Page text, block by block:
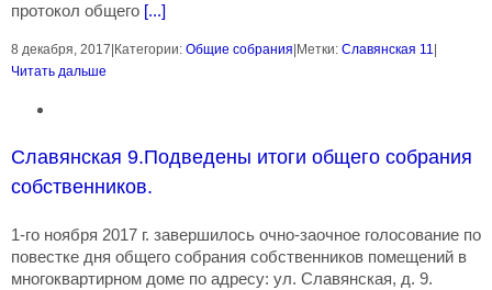
протокол общего [...]
8 декабря, 2017 Категории: Общие собрания Метки: Славянская 11
Читать дальше
Славянская 9.Подведены итоги общего собрания
собственников.
1-го ноября 2017 г. завершилось очно-заочное голосование по
повестке дня общего собрания собственников помещений в
многоквартирном доме по адресу: ул. Славянская, д. 9.